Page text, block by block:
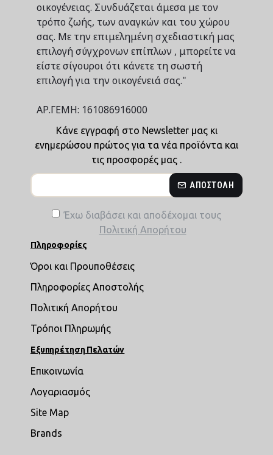
οικογένειας. Συνδυάζεται άμεσα με τον
τρόπο ζωής, των αναγκών και του χώρου
σας. Με την επιμελημένη σχεδιαστική μας
επιλογή σύγχρονων επίπλων , μπορείτε να
είστε σίγουροι ότι κάνετε τη σωστή
επιλογή για την οικογένειά σας."
ΑΡ.ΓΕΜΗ: 161086916000
Κάνε εγγραφή στο Newsletter μας κι
ενημερώσου πρώτος για τα νέα προϊόντα και
τις προσφορές μας .
ΑΠΟΣΤΟΛΉ
Έχω διαβάσει και αποδέχομαι τους
Πολιτική Απορήτου
Πληροφορίες
Όροι και Προυποθέσεις
Πληροφορίες Αποστολής
Πολιτική Απορήτου
Τρόποι Πληρωμής
Εξυπηρέτηση Πελατών
Επικοινωνία
Λογαριασμός
Site Map
Brands